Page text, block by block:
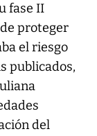
fase II
proteger
el riesgo
publicados,
del